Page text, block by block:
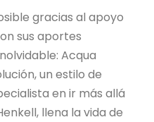
gracias al apoyo
sus aportes
Acqua
un estilo de
en ir más allá
llena la vida de